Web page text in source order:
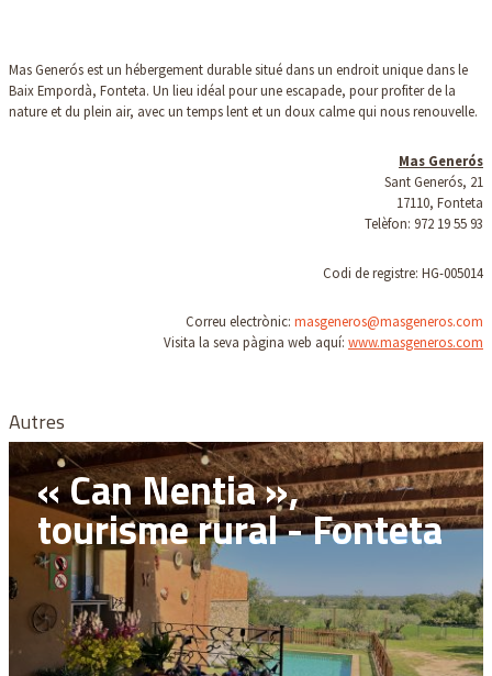
Mas Generós est un hébergement durable situé dans un endroit unique dans le
Baix Empordà, Fonteta. Un lieu idéal pour une escapade, pour profiter de la
nature et du plein air, avec un temps lent et un doux calme qui nous renouvelle.
Mas Generós
Sant Generós, 21
17110, Fonteta
Telèfon: 972 19 55 93
Codi de registre: HG-005014
Correu electrònic: masgeneros@masgeneros.com
Visita la seva pàgina web aquí: www.masgeneros.com
Autres
« Can Nentia »,
tourisme rural - Fonteta